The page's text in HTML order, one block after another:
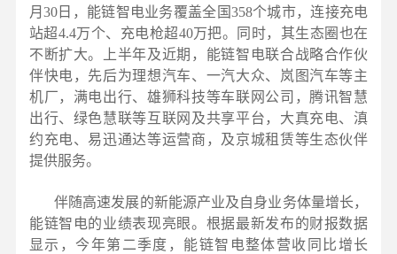
月30日，能链智电业务覆盖全国358个城市，连接充电
站超4.4万个、充电枪超40万把。同时，其生态圈也在
不断扩大。上半年及近期，能链智电联合战略合作伙
伴快电，先后为理想汽车、一汽大众、岚图汽车等主
机厂，满电出行、雄狮科技等车联网公司，腾讯智慧
出行、绿色慧联等互联网及共享平台，大真充电、滇
约充电、易迅通达等运营商，及京城租赁等生态伙伴
提供服务。
伴随高速发展的新能源产业及自身业务体量增长，
能链智电的业绩表现亮眼。根据最新发布的财报数据
显示，今年第二季度，能链智电整体营收同比增长